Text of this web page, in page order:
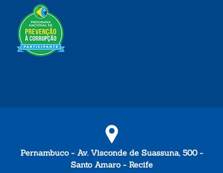
Pernambuco - Av. Visconde de Suassuna, 500 -
Santo Amaro - Recife